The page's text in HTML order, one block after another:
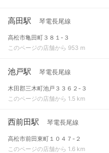
高田駅 琴電長尾線
高松市亀田町３８１-３
このページの店舗から 953 m
池戸駅 琴電長尾線
木田郡三木町池戸３３６２-３
このページの店舗から 1.5 km
西前田駅 琴電長尾線
高松市前田東町１０４７-２
このページの店舗から 1.6 km